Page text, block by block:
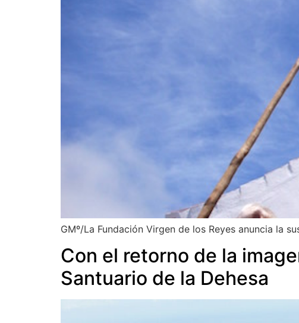
GMº/La Fundación Virgen de los Reyes anuncia la
Con el retorno de la
Santuario de la Dehesa